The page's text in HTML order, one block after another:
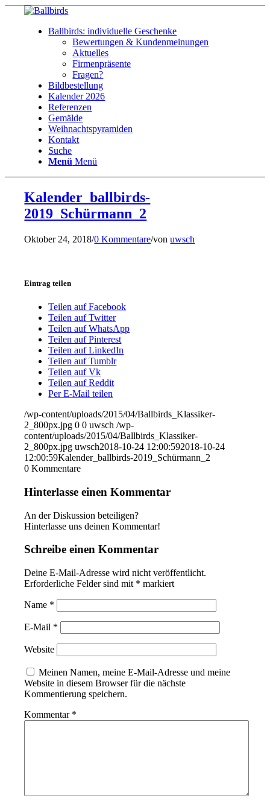
Ballbirds: individuelle Geschenke
Bewertungen & Kundenmeinungen
Aktuelles
Firmenpräsente
Fragen?
Bildbestellung
Kalender 2026
Referenzen
Gemälde
Weihnachtspyramiden
Kontakt
Suche
Menü Menü
Kalender_ballbirds-
2019_Schürmann_2
Oktober 24, 2018/0 Kommentare/vonuwsch
Eintrag teilen
Teilen auf Facebook
Teilen auf Twitter
Teilen auf WhatsApp
Teilen auf Pinterest
Teilen auf LinkedIn
Teilen auf Tumblr
Teilen auf Vk
Teilen auf Reddit
Per E-Mail teilen
/wp-content/uploads/2015/04/Ballbirds_Klassiker-
2_800px.jpg 0 0 uwsch /wp-
content/uploads/2015/04/Ballbirds_Klassiker-
2_800px.jpg uwsch2018-10-24 12:00:592018-10-24
12:00:59Kalender_ballbirds-2019_Schürmann_2
0 Kommentare
Hinterlasse einen Kommentar
An der Diskussion beteiligen?
Hinterlasse uns deinen Kommentar!
Schreibe einen Kommentar
Deine E-Mail-Adresse wird nicht veröffentlicht.
Erforderliche Felder sind mit * markiert
Name *
E-Mail *
Website
Meinen Namen, meine E-Mail-Adresse und meine
Website in diesem Browser für die nächste
Kommentierung speichern.
Kommentar *